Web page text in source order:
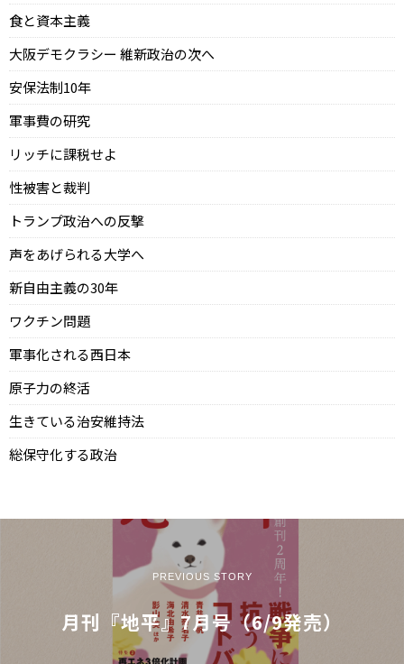
食と資本主義
大阪デモクラシー 維新政治の次へ
安保法制10年
軍事費の研究
リッチに課税せよ
性被害と裁判
トランプ政治への反撃
声をあげられる大学へ
新自由主義の30年
ワクチン問題
軍事化される西日本
原子力の終活
生きている治安維持法
総保守化する政治
PREVIOUS STORY
月刊『地平』7月号（6/9発売）